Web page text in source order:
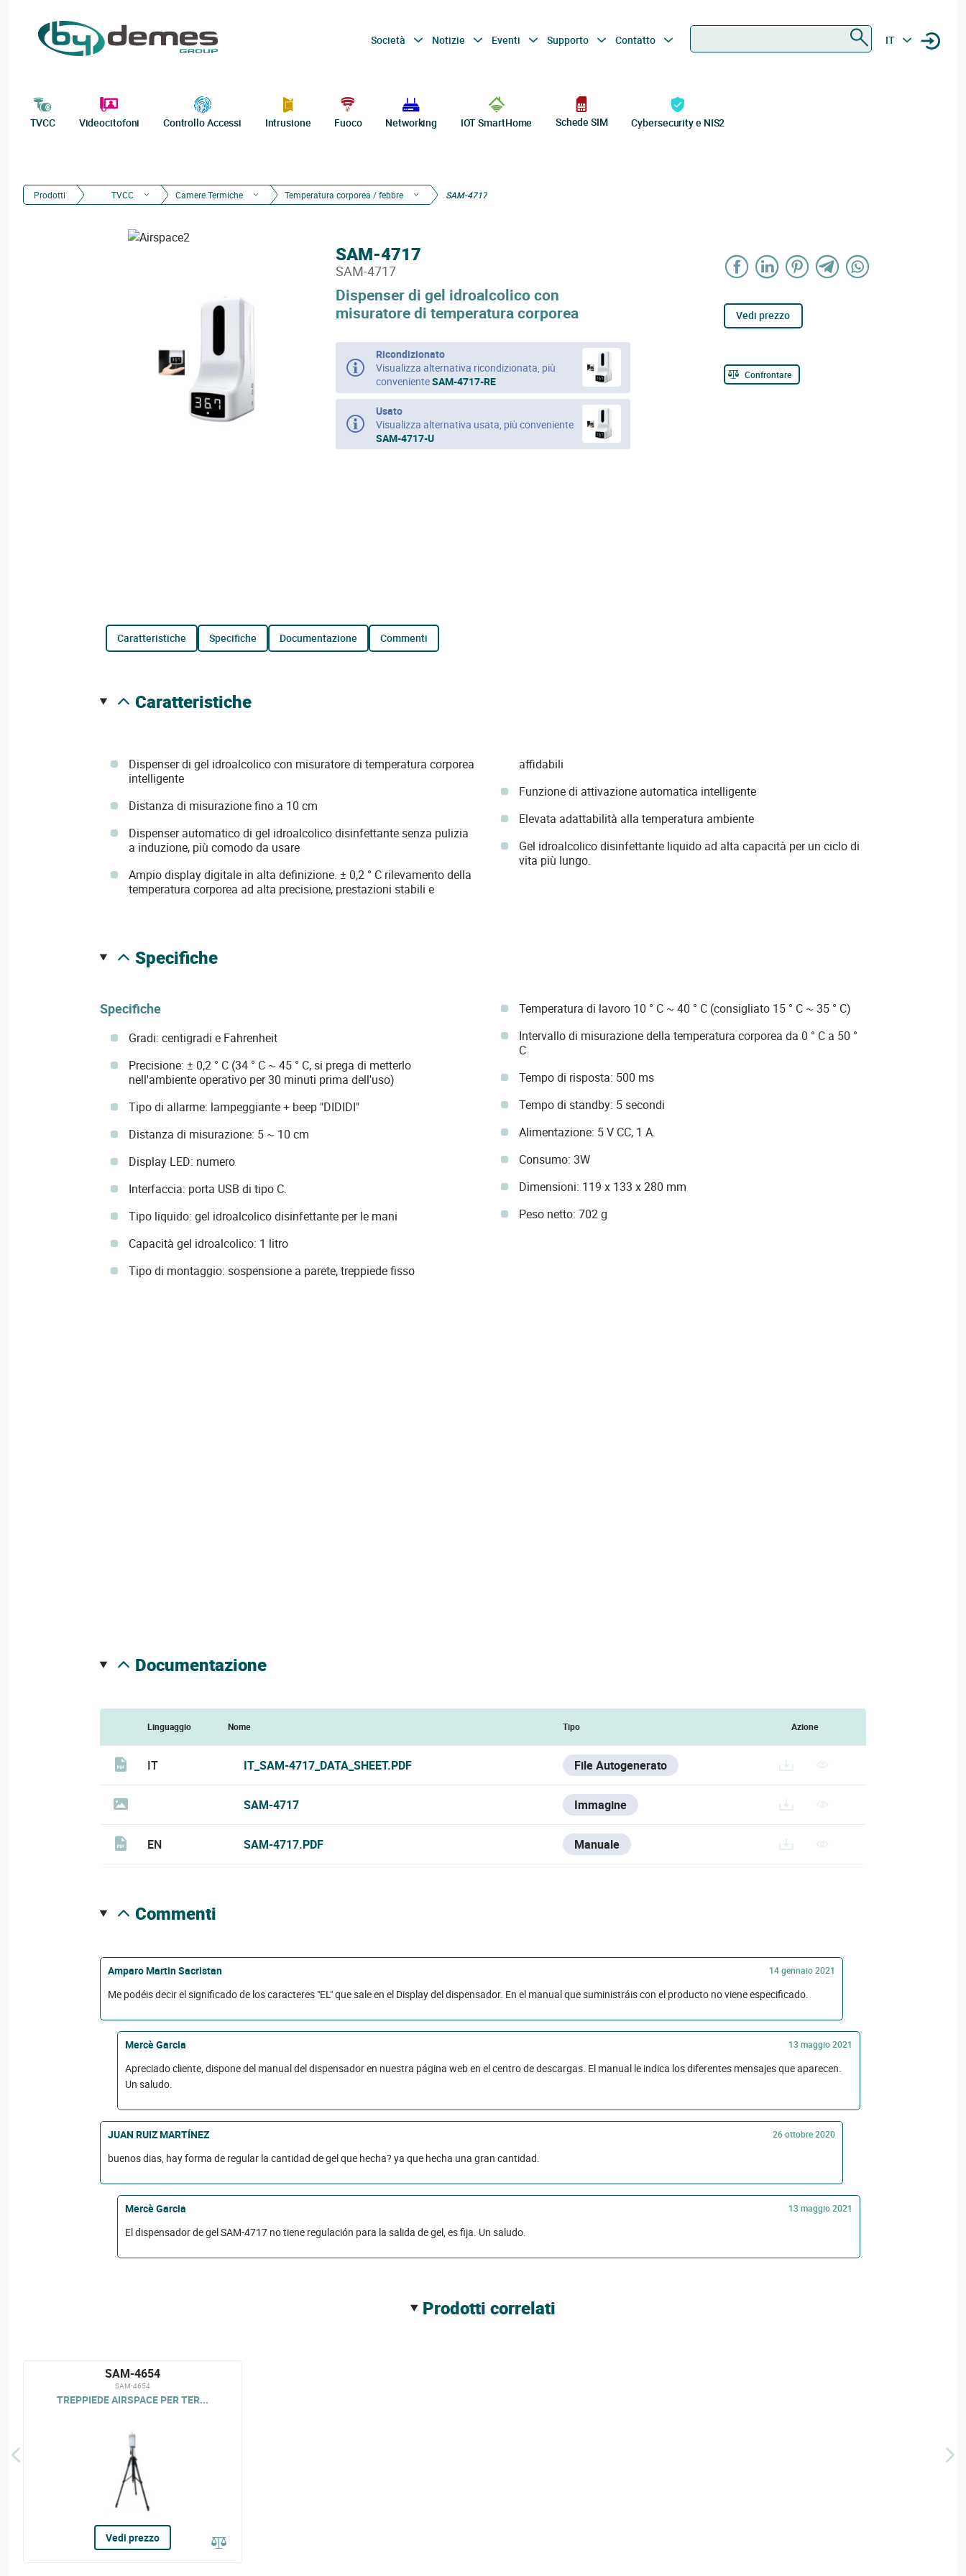
Società Notizie Eventi Supporto Contatto IT
TVCC Videocitofoni Controllo Accessi Intrusione Fuoco Networking IOT SmartHome Schede SIM Cybersecurity e NIS2
Prodotti TVCC Camere Termiche Temperatura corporea / febbre SAM-4717
Dispenser di gel idroalcolico con
misuratore di temperatura corporea
SAM-4717
SAM-4717
Ricondizionato
Visualizza alternativa ricondizionata, più
convenienteSAM-4717-RE
Usato
Visualizza alternativa usata, più conveniente
SAM-4717-U
Vedi prezzo
Confrontare
caratteristiche specifiche documentazione commenti
caratteristiche
Dispenser di gel idroalcolico con misuratore di temperatura corporea
intelligente
Distanza di misurazione fino a 10 cm
Dispenser automatico di gel idroalcolico disinfettante senza pulizia
a induzione, più comodo da usare
Ampio display digitale in alta definizione. ± 0,2 ° C rilevamento della
temperatura corporea ad alta precisione, prestazioni stabili e
affidabili
Funzione di attivazione automatica intelligente
Elevata adattabilità alla temperatura ambiente
Gel idroalcolico disinfettante liquido ad alta capacità per un ciclo di
vita più lungo.
specifiche
Specifiche
Gradi: centigradi e Fahrenheit
Precisione: ± 0,2 ° C (34 ° C ~ 45 ° C, si prega di metterlo
nell'ambiente operativo per 30 minuti prima dell'uso)
Tipo di allarme: lampeggiante + beep "DIDIDI"
Distanza di misurazione: 5 ~ 10 cm
Display LED: numero
Interfaccia: porta USB di tipo C.
Tipo liquido: gel idroalcolico disinfettante per le mani
Capacità gel idroalcolico: 1 litro
Tipo di montaggio: sospensione a parete, treppiede fisso
Temperatura di lavoro 10 ° C ~ 40 ° C (consigliato 15 ° C ~ 35 ° C)
Intervallo di misurazione della temperatura corporea da 0 ° C a 50 °
C
Tempo di risposta: 500 ms
Tempo di standby: 5 secondi
Alimentazione: 5 V CC, 1 A.
Consumo: 3W
Dimensioni: 119 x 133 x 280 mm
Peso netto: 702 g
documentazione
Linguaggio Nome Tipo Azione
IT IT_SAM-4717_DATA_SHEET.PDF File Autogenerato
SAM-4717 Immagine
EN SAM-4717.PDF Manuale
commenti
Amparo Martin Sacristan 14 gennaio 2021
Me podéis decir el significado de los caracteres "EL" que sale en el Display del dispensador. En el manual que suministráis con el producto no viene especificado.
Mercè Garcia 13 maggio 2021
Apreciado cliente, dispone del manual del dispensador en nuestra página web en el centro de descargas. El manual le indica los diferentes mensajes que aparecen.
Un saludo.
JUAN RUIZ MARTÍNEZ 26 ottobre 2020
buenos dias, hay forma de regular la cantidad de gel que hecha? ya que hecha una gran cantidad.
Mercè Garcia 13 maggio 2021
El dispensador de gel SAM-4717 no tiene regulación para la salida de gel, es fija. Un saludo.
prodotti correlati
SAM-4654
SAM-4654
TREPPIEDE AIRSPACE PER TER...
Vedi prezzo